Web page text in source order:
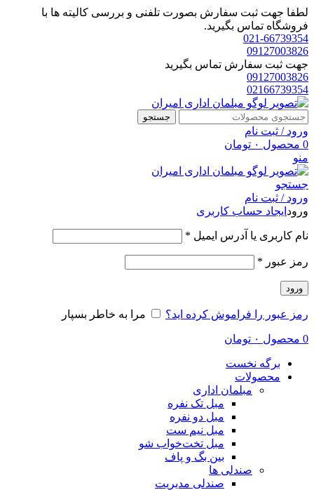
لطفا جهت ثبت سفارش بصورت تلفنی و بررسی کالیته ها با
فروشگاه تماس بگیرید.
021-66739354
09127003826
جهت ثبت سفارش تماس بگیرید
09127003826
02166739354
جستجو
ورود / ثبت نام
0 محصول ۰ تومان
منو
جستجو
ورود / ثبت نام
ورود ایجاد حساب کاربری
نام کاربری یا آدرس ایمیل *
رمز عبور *
ورود
رمز عبور را فراموش کرده اید؟ مرا به خاطر بسپار
0 محصول ۰ تومان
برگه نخست
محصولات
مبلمان اداری
مبل تک نفره
مبل دو نفره
مبل نیم ست
مبل تخت‌خواب شو
بین بگ و پاف
صندلی ها
صندلی مدیریت